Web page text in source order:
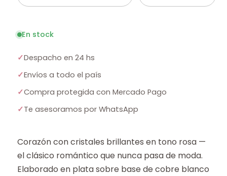
En stock
✓Despacho en 24 hs
✓Envíos a todo el país
✓Compra protegida con Mercado Pago
✓Te asesoramos por WhatsApp
Corazón con cristales brillantes en tono rosa —
el clásico romántico que nunca pasa de moda.
Elaborado en plata sobre base de cobre blanco